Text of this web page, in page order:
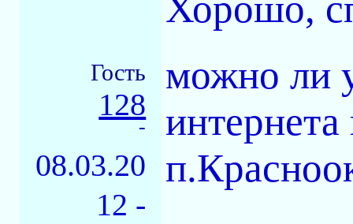
Гость
128
-
08.03.20
12 -
можно ли